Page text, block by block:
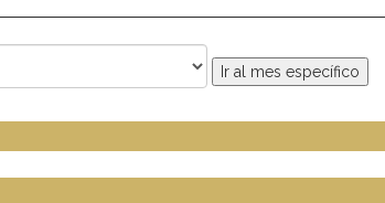
Ir al mes específico